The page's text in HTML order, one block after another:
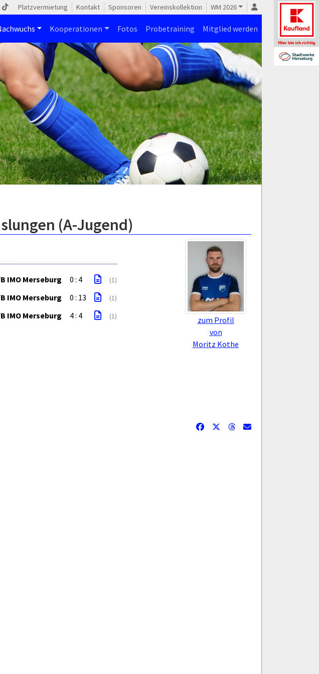
Platzvermietung Kontakt Sponsoren Vereinskollektion WM 2026
Kooperationen Fotos Probetraining Mitglied werden
(A-Jugend)
zum Profil
von
Moritz Kothe
IMO Merseburg 0 : 4 (1)
IMO Merseburg 0 : 13 (1)
IMO Merseburg 4 : 4 (1)